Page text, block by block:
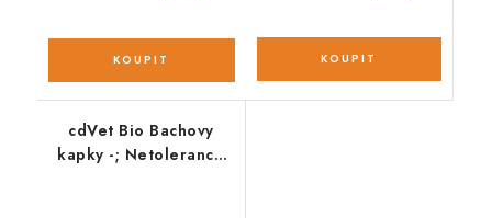
cdVet Bio Bachovy
kapky -; Netolerance